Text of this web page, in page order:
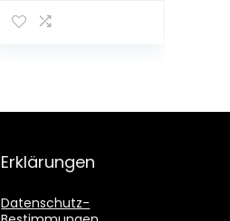
Erklärungen
Datenschutz-